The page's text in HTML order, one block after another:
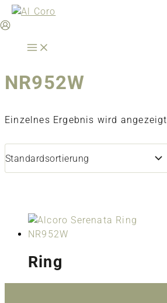
Zum
Inhalt
NR952W
Einzelnes Ergebnis wird angezeigt
Ring